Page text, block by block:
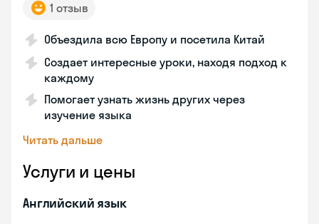
1 отзыв
Объездила всю Европу и посетила Китай
Создает интересные уроки, находя подход к
каждому
Помогает узнать жизнь других через
изучение языка
Читать дальше
Услуги и цены
Английский язык